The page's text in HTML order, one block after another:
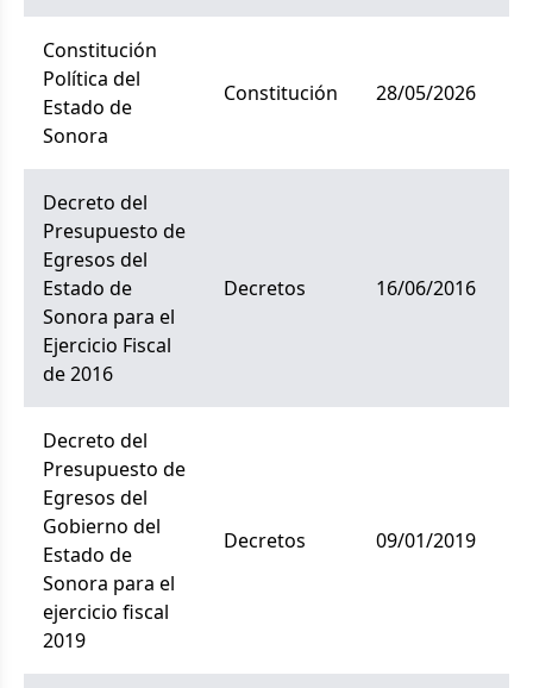
Constitución
Política del
Estado de
Sonora
constitución 28/05/2026
Decreto del
Presupuesto de
Egresos del
Estado de
Sonora para el
Ejercicio Fiscal
de 2016
decretos 16/06/2016
Decreto del
Presupuesto de
Egresos del
Gobierno del
Estado de
Sonora para el
ejercicio fiscal
2019
decretos 09/01/2019